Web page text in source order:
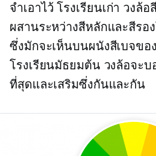
จำเอาไว้โรงเรียนเก่า วงล้อ
ผสานระหว่างสีหลักและสีร
ซึ่งมักจะเห็นบนผนังสีเบจขอ
โรงเรียนมัธยมต้น วงล้อจะ
ที่สุดและเสริมซึ่งกันและกัน